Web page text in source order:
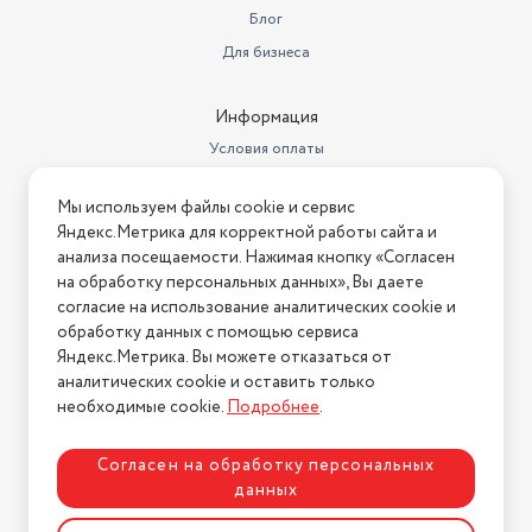
Блог
Для бизнеса
Информация
Условия оплаты
Условия возврата
Нашли ошибку на сайте? Напишите нам
2026 © Интернет-магазин "АстМаркет". У нас есть всё!
Политика конфиденциальности
Разработка сайтаASTDESIGN
Мы используем файлы cookie и сервис
Яндекс.Метрика для корректной работы сайта и
анализа посещаемости. Нажимая кнопку «Согласен
на обработку персональных данных», Вы даете
согласие на использование аналитических cookie и
обработку данных с помощью сервиса
Яндекс.Метрика. Вы можете отказаться от
аналитических cookie и оставить только
необходимые cookie.Подробнее.
Согласен на обработку персональных
данных